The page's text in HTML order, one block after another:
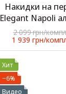
Накидки на
Elegant Napoli
2 099 грн/
1 939 грн/
Хит
−6%
Видео